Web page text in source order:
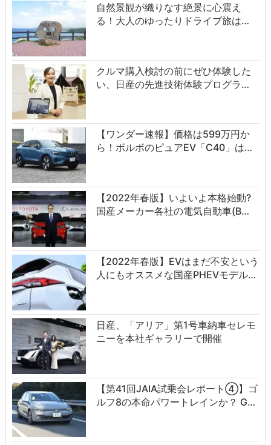
自然景観が織りなす絶景に心震え
る！大人のゆったりドライブ旅は…
クルマ購入検討の前にぜひ体験した
い、日産の先進技術体験プログラ…
【ワンダー速報】価格は599万円か
ら！ボルボのピュアEV「C40」は…
【2022年春版】いよいよ本格始動?
国産メーカー各社の電気自動車(B…
【2022年春版】EVはまだ不安という
人にもオススメな国産PHEVモデル…
日産、「アリア」第1号車納車セレモ
ニーを本社ギャラリーで開催
【第41回JAIA試乗会レポート④】ゴ
ルフ8の本命パワートレインか？ G…